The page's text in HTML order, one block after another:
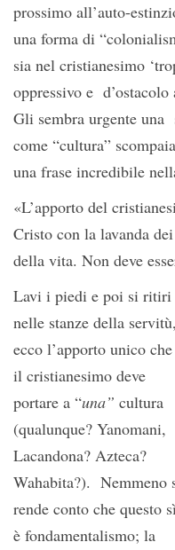
prossimo all’auto-
una forma di
sia nel cristianesimo
oppressivo e d’ostacolo
Gli sembra urgente una
come “cultura”
una frase incredibile
«L’apporto del
Cristo con la lavanda
della vita. Non deve
Lavi i piedi e poi si ritiri
nelle stanze della servitù,
ecco l’apporto unico che
il cristianesimo deve
portare a “una” cultura
(qualunque? Yanomani,
Lacandona? Azteca?
Wahabita?). Nemmeno
rende conto che questo
è fondamentalismo; la